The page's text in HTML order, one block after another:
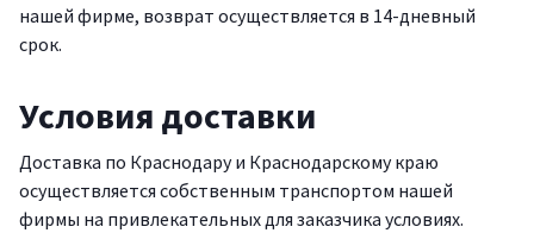
нашей фирме, возврат осуществляется в 14-дневный
срок.
Условия доставки
Доставка по Краснодару и Краснодарскому краю
осуществляется собственным транспортом нашей
фирмы на привлекательных для заказчика условиях.